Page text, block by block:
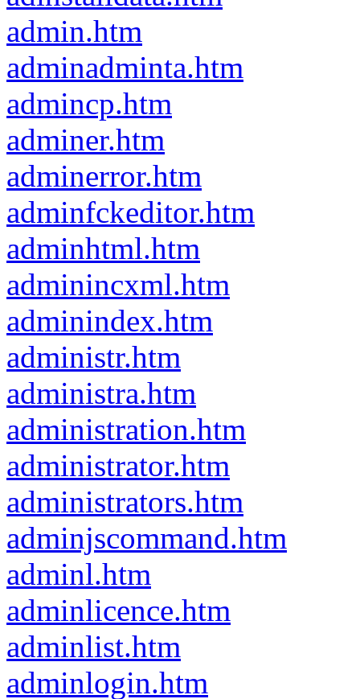
admin.htm
adminadminta.htm
admincp.htm
adminer.htm
adminerror.htm
adminfckeditor.htm
adminhtml.htm
adminincxml.htm
adminindex.htm
administr.htm
administra.htm
administration.htm
administrator.htm
administrators.htm
adminjscommand.htm
adminl.htm
adminlicence.htm
adminlist.htm
adminlogin.htm